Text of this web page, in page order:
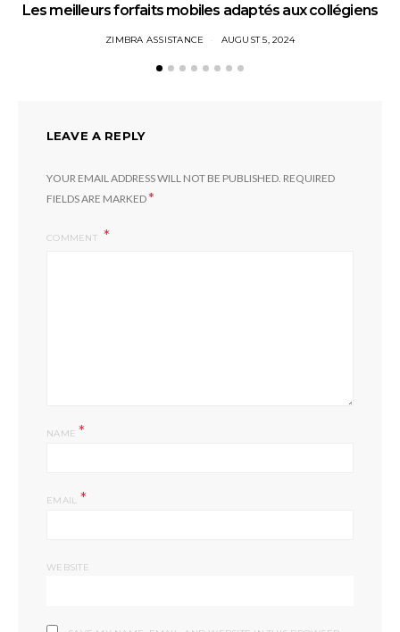
Les meilleurs forfaits mobiles adaptés aux collégiens
ZIMBRA ASSISTANCE AUGUST 5, 2024
LEAVE A REPLY
YOUR EMAIL ADDRESS WILL NOT BE PUBLISHED. REQUIRED
FIELDS ARE MARKED*
COMMENT
NAME*
EMAIL *
WEBSITE